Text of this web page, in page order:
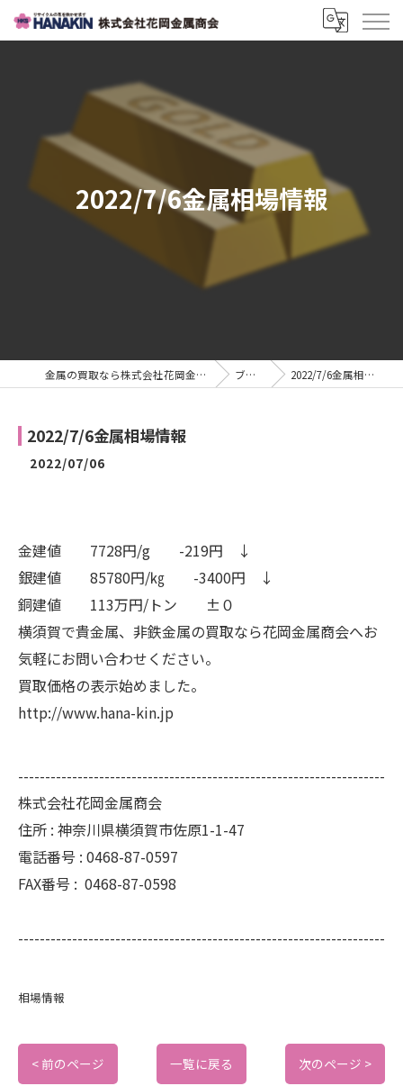
2022/7/6金属相場情報
金属の買取なら株式会社花岡金属商会 ブログ 2022/7/6金属相場情報
2022/7/6金属相場情報
2022/07/06
金建値 7728円/g -219円 ↓
銀建値 85780円/㎏ -3400円 ↓
銅建値 113万円/トン ±０
横須賀で貴金属、非鉄金属の買取なら花岡金属商会へお
気軽にお問い合わせください。
買取価格の表示始めました。
http://www.hana-kin.jp
--------------------------------------------------------------------
株式会社花岡金属商会
住所 : 神奈川県横須賀市佐原1-1-47
電話番号 : 0468-87-0597
FAX番号 : 0468-87-0598
--------------------------------------------------------------------
相場情報
< 前のページ 一覧に戻る 次のページ >